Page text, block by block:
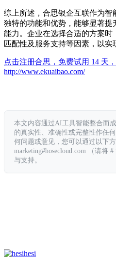
综上所述，合思银企互联作为
独特的功能和优势，能够显著
能力。企业在选择合适的方案
匹配性及服务支持等因素，以实
点击注册合思，免费试用 14 天
http://www.ekuaibao.com/
本文内容通过AI工具智能整合而
的真实性、准确性或完整性作任
何问题或意见，您可以通过以下
marketing#hosecloud.com （请将
与支持。
hesi